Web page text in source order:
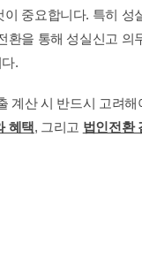
중요합니다. 특히 성
환을 통해 성실신고 의
.
계산 시 반드시 고려해
혜택, 그리고 법인전환